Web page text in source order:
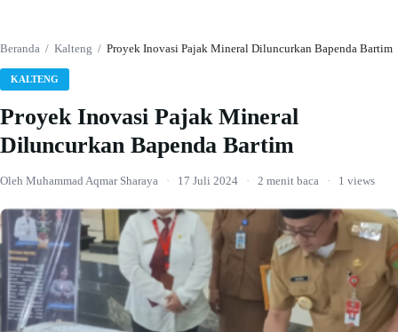
Beranda / Kalteng / Proyek Inovasi Pajak Mineral Diluncurkan Bapenda Bartim
KALTENG
Proyek Inovasi Pajak Mineral
Diluncurkan Bapenda Bartim
Oleh Muhammad Aqmar Sharaya · 17 Juli 2024 · 2 menit baca · 1 views